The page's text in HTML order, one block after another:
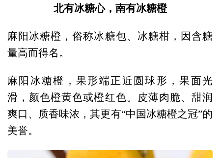
北有冰糖心，南有冰糖橙
麻阳冰糖橙，俗称冰糖包、冰糖柑，因含糖
量高而得名。
麻阳冰糖橙，果形端正近圆球形，果面光
滑，颜色橙黄色或橙红色。皮薄肉脆、甜润
爽口、质香味浓，其更有“中国冰糖橙之冠”的
美誉。